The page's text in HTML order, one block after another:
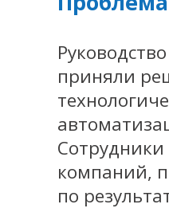
приняли
компаний,
по